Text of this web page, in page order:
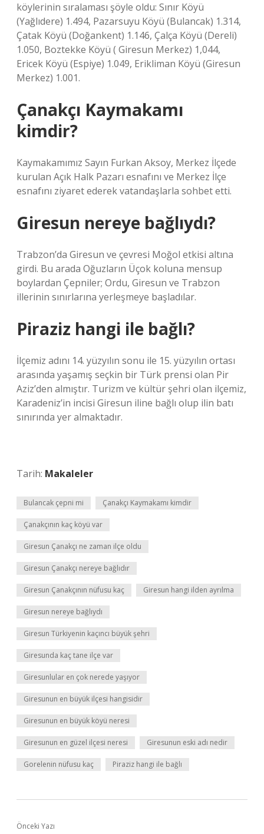
köylerinin sıralaması şöyle oldu: Sınır Köyü
(Yağlıdere) 1.494, Pazarsuyu Köyü (Bulancak) 1.314,
Çatak Köyü (Doğankent) 1.146, Çalça Köyü (Dereli)
1.050, Boztekke Köyü ( Giresun Merkez) 1,044,
Ericek Köyü (Espiye) 1.049, Erikliman Köyü (Giresun
Merkez) 1.001.
Çanakçı Kaymakamı
kimdir?
Kaymakamımız Sayın Furkan Aksoy, Merkez İlçede
kurulan Açık Halk Pazarı esnafını ve Merkez İlçe
esnafını ziyaret ederek vatandaşlarla sohbet etti.
Giresun nereye bağlıydı?
Trabzon’da Giresun ve çevresi Moğol etkisi altına
girdi. Bu arada Oğuzların Üçok koluna mensup
boylardan Çepniler; Ordu, Giresun ve Trabzon
illerinin sınırlarına yerleşmeye başladılar.
Piraziz hangi ile bağlı?
İlçemiz adını 14. yüzyılın sonu ile 15. yüzyılın ortası
arasında yaşamış seçkin bir Türk prensi olan Pir
Aziz’den almıştır. Turizm ve kültür şehri olan ilçemiz,
Karadeniz’in incisi Giresun iline bağlı olup ilin batı
sınırında yer almaktadır.
Tarih: Makaleler
Bulancak çepni mi Çanakçı Kaymakamı kimdir
Çanakçının kaç köyü var
Giresun Çanakçı ne zaman ilçe oldu
Giresun Çanakçı nereye bağlıdır
Giresun Çanakçının nüfusu kaç Giresun hangi ilden ayrılma
Giresun nereye bağlıydı
Giresun Türkiyenin kaçıncı büyük şehri
Giresunda kaç tane ilçe var
Giresunlular en çok nerede yaşıyor
Giresunun en büyük ilçesi hangisidir
Giresunun en büyük köyü neresi
Giresunun en güzel ilçesi neresi Giresunun eski adı nedir
Gorelenin nüfusu kaç Piraziz hangi ile bağlı
Önceki Yazı